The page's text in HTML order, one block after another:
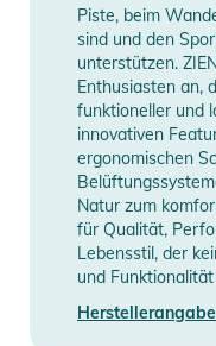
Piste, beim
sind und den
unterstützen.
Enthusiasten an,
funktioneller und
innovativen
ergonomischen
Natur zum
für Qualität,
Lebensstil, der
und